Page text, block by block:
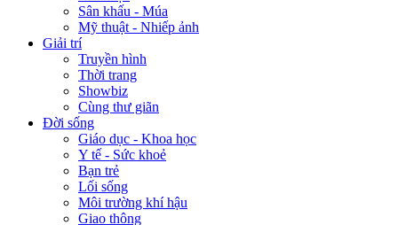
Sân khấu - Múa
Mỹ thuật - Nhiếp ảnh
Giải trí
Truyền hình
Thời trang
Showbiz
Cùng thư giãn
Đời sống
Giáo dục - Khoa học
Y tế - Sức khoẻ
Bạn trẻ
Lối sống
Môi trường khí hậu
Giao thông